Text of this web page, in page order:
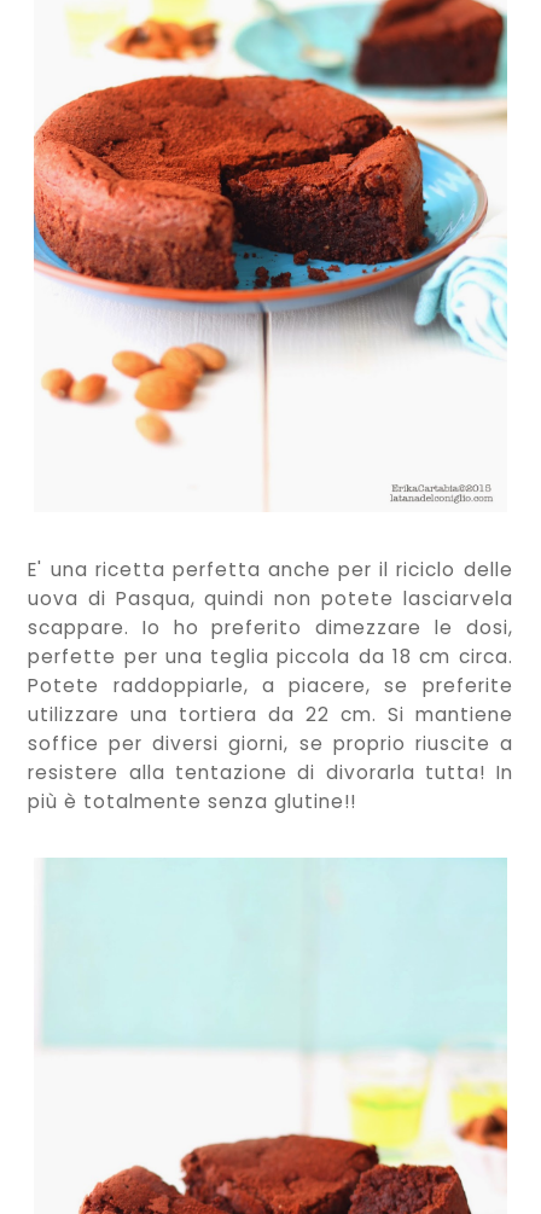
E' una ricetta perfetta anche per il riciclo delle
uova di Pasqua, quindi non potete lasciarvela
scappare. Io ho preferito dimezzare le dosi,
perfette per una teglia piccola da 18 cm circa.
Potete raddoppiarle, a piacere, se preferite
utilizzare una tortiera da 22 cm. Si mantiene
soffice per diversi giorni, se proprio riuscite a
resistere alla tentazione di divorarla tutta! In
più è totalmente senza glutine!!